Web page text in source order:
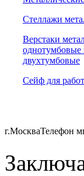
Стеллажи
Верстаки
однотумбовые
двухтумбовые
Сейф для
г.МоскваТелефон